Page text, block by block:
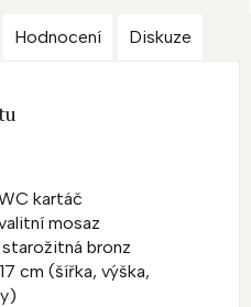
Hodnocení Diskuze
kartáč
mosaz
bronz
cm (šířka, výška,